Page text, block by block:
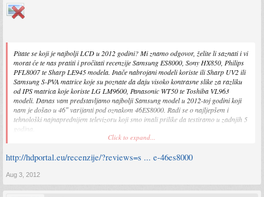
Pitate se koji je najbolji LCD u 2012 godini? Mi znamo odgovor, želite li saznati i vi
morat će te nas pratiti i pročitati recenzije Samsung ES8000, Sony HX850, Philips
PFL8007 te Sharp LE945 modela. Inače nabrojani modeli koriste ili Sharp UV2 ili
Samsung S-PVA matrice koje su poznate da daju visoko kontrasne slike za razliku
od IPS matrica koje koriste LG LM9600, Panasonic WT50 te Toshiba VL963
modeli. Danas vam predstavljamo najbolji Samsung model u 2012-toj godini koji
nam je došao u 46″ varijanti pod oznakom 46ES8000. Radi se o najljepšem i
tehnološki najnaprednijem televizoru koji smo imali prilike da testiramo u zadnjih 5
godina.
taborom s Clear Motion Rate 800Hz-nim procesiranjem aktivnom 3D
podrškom za sve levele MKV fajlova te Micro Dimming Ultimate sustavu
pozadinskog osvjetljenja koji optimizira kontrast na 576 različitih područja, te će
Click to expand...
http://hdportal.eu/recenzije/?reviews=s ... e-46es8000
Aug 3, 2012